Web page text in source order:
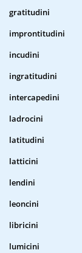
gratitudini
improntitudini
incudini
ingratitudini
intercapedini
ladrocini
latitudini
latticini
lendini
leoncini
libricini
lumicini